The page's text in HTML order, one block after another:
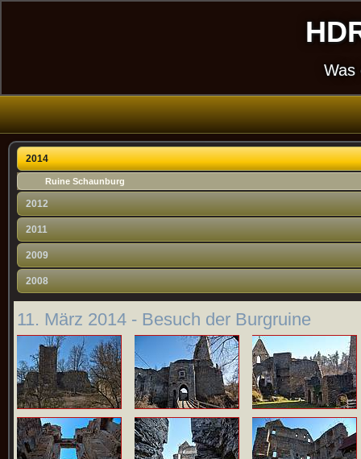
Was
2014
Ruine Schaunburg
2012
2011
2009
2008
11. März 2014 - Besuch der Burgruine